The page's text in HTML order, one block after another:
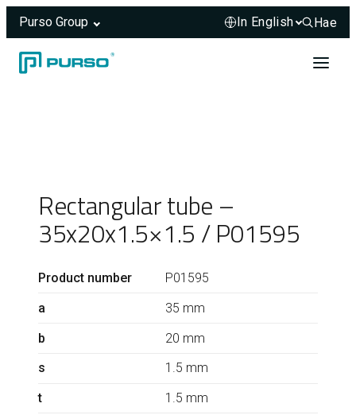
Purso Group
Hae
Hae
Rectangular tube –
35x20x1.5×1.5 / P01595
Product number
P01595
a
35 mm
b
20 mm
s
1.5 mm
t
1.5 mm